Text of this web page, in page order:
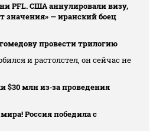
PFL. США аннулировали визу,
значения» — иранский боец
провести трилогию
и растолстел, он сейчас не
$30 млн из‑за проведения
Россия победила с